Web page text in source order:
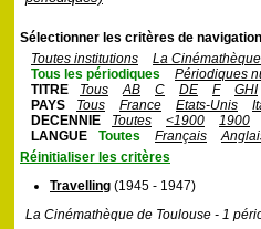
Sélectionner les critères de
Toutes institutions
La
Tous les périodiques
Périodiques
TITRE
Tous AB C DE F
GHI
PAYS
Tous France Etats-Unis
DECENNIE
Toutes <1900
1900
LANGUE
Toutes Français
Réinitialiser les critères
Travelling (1945 - 1947)
La Cinémathèque de Toulouse - 1